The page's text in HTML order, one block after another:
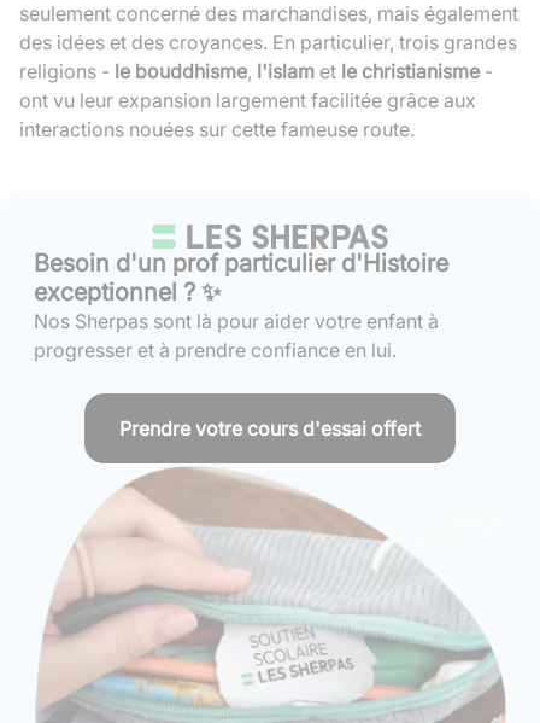
seulement concerné des marchandises, mais également
des idées et des croyances. En particulier, trois grandes
religions - le bouddhisme, l'islam et le christianisme -
ont vu leur expansion largement facilitée grâce aux
interactions nouées sur cette fameuse route.
Besoin d'un prof particulier d'Histoire
exceptionnel ? ✨
Nos Sherpas sont là pour aider votre enfant à
progresser et à prendre confiance en lui.
Prendre votre cours d'essai offert